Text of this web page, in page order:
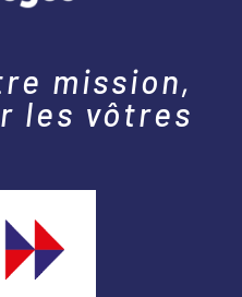
mission,
les vôtres